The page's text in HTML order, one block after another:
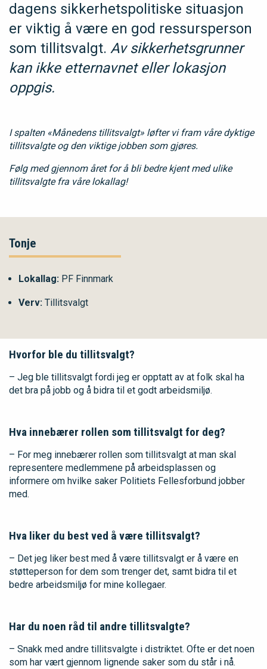
dagens sikkerhetspolitiske situasjon
er viktig å være en god ressursperson
som tillitsvalgt. Av sikkerhetsgrunner
kan ikke etternavnet eller lokasjon
oppgis.
I spalten «Månedens tillitsvalgt» løfter vi fram våre dyktige
tillitsvalgte og den viktige jobben som gjøres.
Følg med gjennom året for å bli bedre kjent med ulike
tillitsvalgte fra våre lokallag!
Tonje
Lokallag: PF Finnmark
Verv: Tillitsvalgt
Hvorfor ble du tillitsvalgt?
– Jeg ble tillitsvalgt fordi jeg er opptatt av at folk skal ha
det bra på jobb og å bidra til et godt arbeidsmiljø.
Hva innebærer rollen som tillitsvalgt for deg?
– For meg innebærer rollen som tillitsvalgt at man skal
representere medlemmene på arbeidsplassen og
informere om hvilke saker Politiets Fellesforbund jobber
med.
Hva liker du best ved å være tillitsvalgt?
– Det jeg liker best med å være tillitsvalgt er å være en
støtteperson for dem som trenger det, samt bidra til et
bedre arbeidsmiljø for mine kollegaer.
Har du noen råd til andre tillitsvalgte?
– Snakk med andre tillitsvalgte i distriktet. Ofte er det noen
som har vært gjennom lignende saker som du står i nå.